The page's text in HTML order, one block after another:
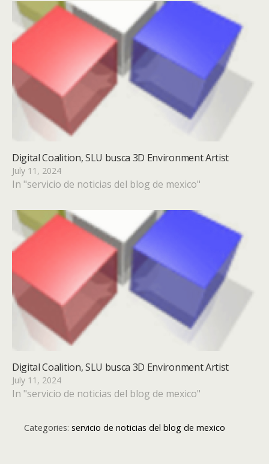
Digital Coalition, SLU busca 3D Environment Artist
July 11, 2024
In "servicio de noticias del blog de mexico"
Digital Coalition, SLU busca 3D Environment Artist
July 11, 2024
In "servicio de noticias del blog de mexico"
Categories: servicio de noticias del blog de mexico